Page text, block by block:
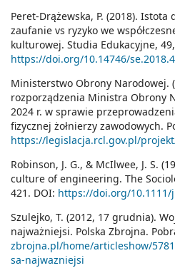
Peret-Drążewska, P. (2018).
zaufanie vs ryzyko we
kulturowej. Studia Edukacyjne,
https://doi.org/10.14746/
Ministerstwo Obrony Narodowej.
rozporządzenia Ministra Obrony
2024 r. w sprawie
fizycznej żołnierzy zawodowych.
https://legislacja.rcl.gov.pl/
Robinson, J. G., & McIlwee, J. S.
culture of engineering. The
421. DOI: https://doi.org/10.1111/
Szulejko, T. (2012, 17 grudnia).
najważniejsi. Polska Zbrojna.
zbrojna.pl/home/articleshow/
sa-najwazniejsi